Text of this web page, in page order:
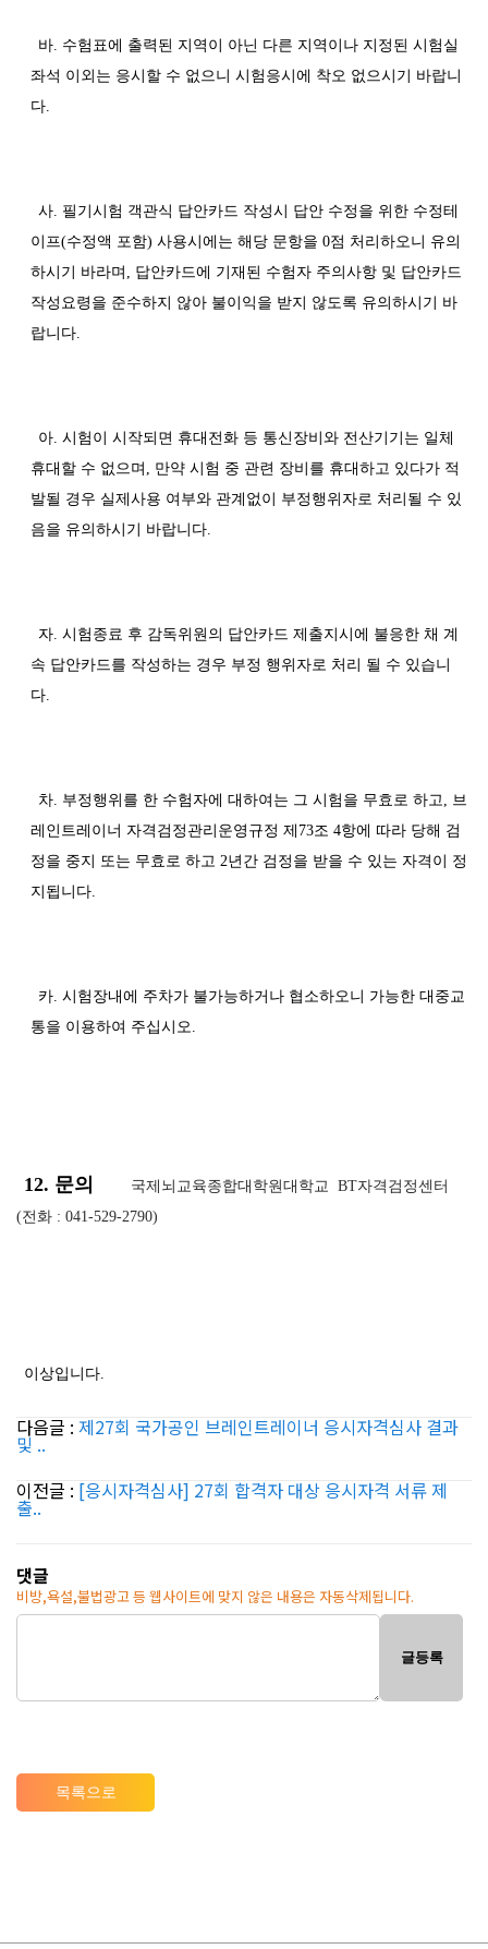
바. 수험표에 출력된 지역이 아닌 다른 지역이나 지정된 시험실
좌석 이외는 응시할 수 없으니 시험응시에 착오 없으시기 바랍니
다.
사. 필기시험 객관식 답안카드 작성시 답안 수정을 위한 수정테
이프(수정액 포함) 사용시에는 해당 문항을 0점 처리하오니 유의
하시기 바라며, 답안카드에 기재된 수험자 주의사항 및 답안카드
작성요령을 준수하지 않아 불이익을 받지 않도록 유의하시기 바
랍니다.
아. 시험이 시작되면 휴대전화 등 통신장비와 전산기기는 일체
휴대할 수 없으며, 만약 시험 중 관련 장비를 휴대하고 있다가 적
발될 경우 실제사용 여부와 관계없이 부정행위자로 처리될 수 있
음을 유의하시기 바랍니다.
자. 시험종료 후 감독위원의 답안카드 제출지시에 불응한 채 계
속 답안카드를 작성하는 경우 부정 행위자로 처리 될 수 있습니
다.
차. 부정행위를 한 수험자에 대하여는 그 시험을 무효로 하고, 브
레인트레이너 자격검정관리운영규정 제73조 4항에 따라 당해 검
정을 중지 또는 무효로 하고 2년간 검정을 받을 수 있는 자격이 정
지됩니다.
카. 시험장내에 주차가 불가능하거나 협소하오니 가능한 대중교
통을 이용하여 주십시오.
12. 문의
국제뇌교육종합대학원대학교 BT자격검정센터
(전화 : 041-529-2790)
이상입니다.
다음글 : 제27회 국가공인 브레인트레이너 응시자격심사 결과
및 ..
이전글 : [응시자격심사] 27회 합격자 대상 응시자격 서류 제
출..
댓글
비방,욕설,불법광고 등 웹사이트에 맞지 않은 내용은 자동삭제됩니다.
글등록
목록으로